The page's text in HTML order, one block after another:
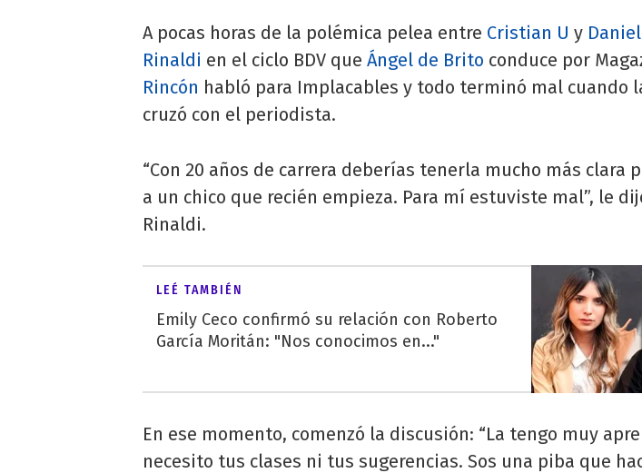
A pocas horas de la polémica pelea entre Cristian U y
Rinaldi en el ciclo BDV que Ángel de Brito conduce por
Rincón habló para Implacables y todo terminó mal cuando
cruzó con el periodista.
“Con 20 años de carrera deberías tenerla mucho más clara
a un chico que recién empieza. Para mí estuviste mal”, le
Rinaldi.
LEÉ TAMBIÉN
Emily Ceco confirmó su relación con Roberto
García Moritán: "Nos conocimos en..."
En ese momento, comenzó la discusión: “La tengo muy
necesito tus clases ni tus sugerencias. Sos una piba que